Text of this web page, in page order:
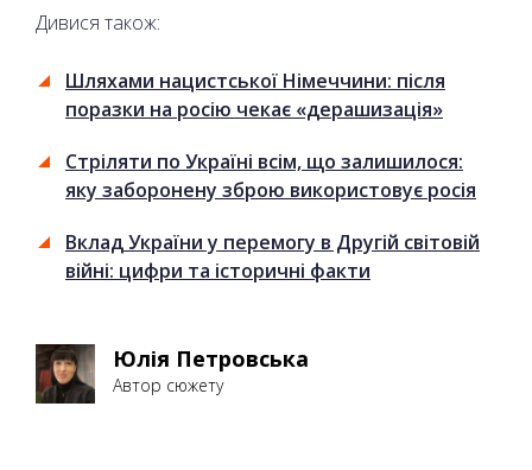
Дивися також:
Шляхами нацистської Німеччини: після
поразки на росію чекає «дерашизація»
Стріляти по Україні всім, що залишилося:
яку заборонену зброю використовує росія
Вклад України у перемогу в Другій світовій
війні: цифри та історичні факти
Юлія Петровська
Автор сюжету